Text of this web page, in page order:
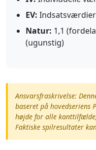
EV: Indsatsværdier
Natur: 1,1
(ugunstig)
Ansvarsfraskrivelse:
baseret på hovedseriens
højde for alle
Faktiske spilresultater